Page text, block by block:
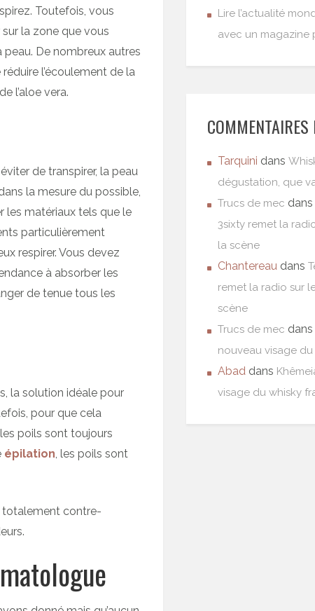
Toutefois, vous
la zone que vous
De nombreux autres
l’écoulement de la
l’aloe vera.
de transpirer, la peau
la mesure du possible,
les matériaux tels que le
particulièrement
respirer. Vous devez
à absorber les
de tenue tous les
la solution idéale pour
pour que cela
poils sont toujours
épilation, les poils sont
totalement contre-
Lire l’actualité
avec un magazine
COMMENTAIRES
Tarquini dans
dégustation, que
Trucs de mec dans
3sixty remet la
la scène
Chantereau dans
remet la radio sur
scène
Trucs de mec dans
nouveau visage du
Abad dans
visage du whisky